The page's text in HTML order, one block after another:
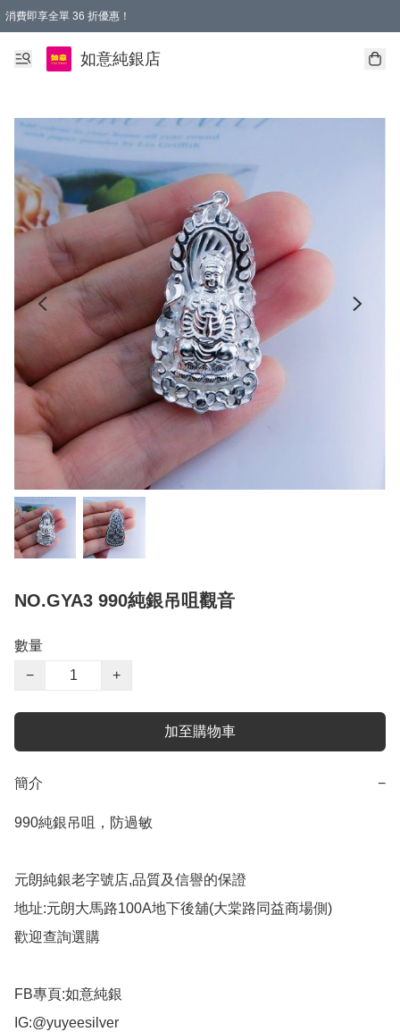
消費即享全單 36 折優惠！
購物满$50，全國包郵。Free shopping on orders over $50.
如意純銀店
NO.GYA3 990純銀吊咀觀音
數量
−
+
加至購物車
簡介 −
990純銀吊咀，防過敏
元朗純銀老字號店,品質及信譽的保證
地址:元朗大馬路100A地下後舖(大棠路同益商場側)
歡迎查詢選購
FB專頁:如意純銀
IG:@yuyeesilver